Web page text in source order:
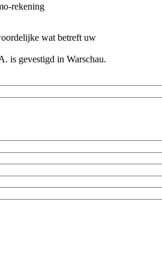
rekening
wat betreft uw
is gevestigd in Warschau.